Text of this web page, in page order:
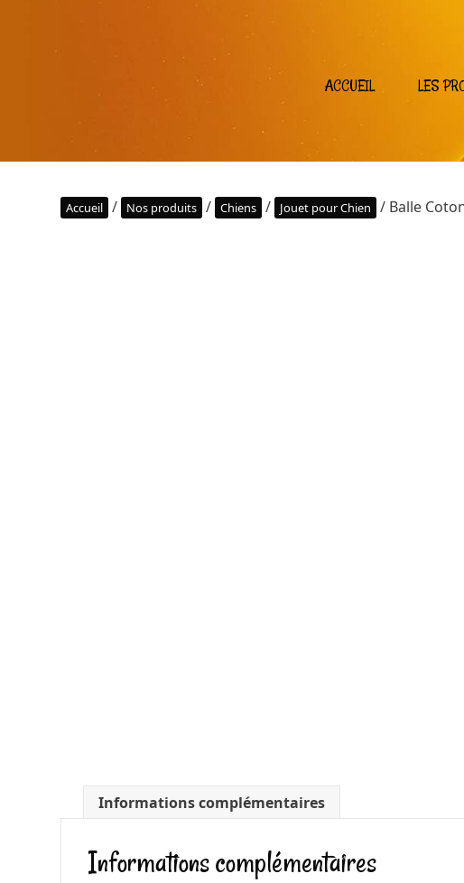
ACCUEIL LES
Accueil / Nos produits / Chiens / Jouet pour Chien / Balle
Informations complémentaires
Informations complémentaires